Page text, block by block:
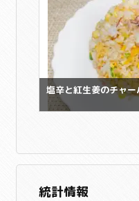
塩辛と紅生姜のチャー
統計情報